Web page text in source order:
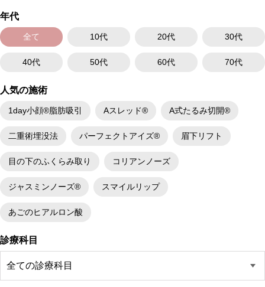
年代
全て 10代 20代 30代
40代 50代 60代 70代
人気の施術
1day小顔®脂肪吸引 Aスレッド® A式たるみ切開®
二重術埋没法 パーフェクトアイズ® 眉下リフト
目の下のふくらみ取り コリアンノーズ
ジャスミンノーズ® スマイルリップ
あごのヒアルロン酸
診療科目